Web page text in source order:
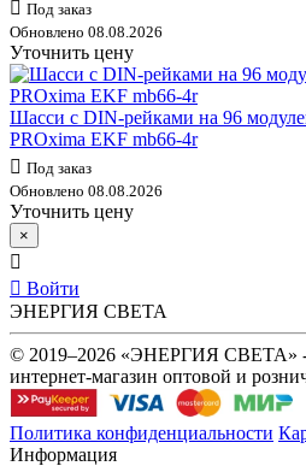
Под заказ
Обновлено 08.08.2026
Уточнить цену
Шасси с DIN-рейками на 96
PROxima EKF mb66-4r
Под заказ
Обновлено 08.08.2026
Уточнить цену
×
Войти
ЭНЕРГИЯ СВЕТА
© 2019–2026 «ЭНЕРГИЯ СВЕТА» -
интернет-магазин оптовой и
Политика конфиденциальности
Информация